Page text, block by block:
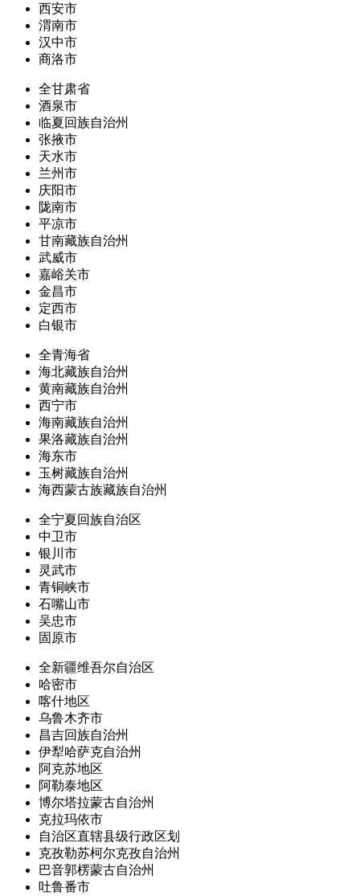
西安市
渭南市
汉中市
商洛市
全甘肃省
酒泉市
临夏回族自治州
张掖市
天水市
兰州市
庆阳市
陇南市
平凉市
甘南藏族自治州
武威市
嘉峪关市
金昌市
定西市
白银市
全青海省
海北藏族自治州
黄南藏族自治州
西宁市
海南藏族自治州
果洛藏族自治州
海东市
玉树藏族自治州
海西蒙古族藏族自治州
全宁夏回族自治区
中卫市
银川市
灵武市
青铜峡市
石嘴山市
吴忠市
固原市
全新疆维吾尔自治区
哈密市
喀什地区
乌鲁木齐市
昌吉回族自治州
伊犁哈萨克自治州
阿克苏地区
阿勒泰地区
博尔塔拉蒙古自治州
克拉玛依市
自治区直辖县级行政区划
克孜勒苏柯尔克孜自治州
巴音郭楞蒙古自治州
吐鲁番市